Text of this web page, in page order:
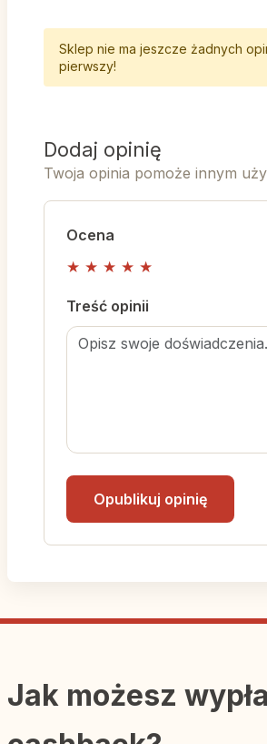
Sklep nie ma jeszcze żadnych
pierwszy!
Dodaj opinię
Twoja opinia pomoże innym
Ocena
★ ★ ★ ★ ★
Treść opinii
Opublikuj opinię
Jak możesz